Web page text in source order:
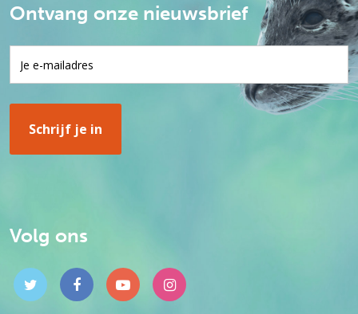
Ontvang onze nieuwsbrief
Volg ons